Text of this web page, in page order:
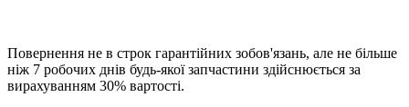
Повернення не в строк гарантійних зобов'язань, але не більше
ніж 7 робочих днів будь-якої запчастини здійснюється за
вирахуванням 30% вартості.